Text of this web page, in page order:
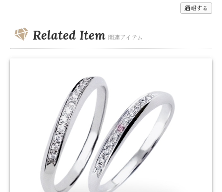
通報する
Related Item 関連アイテム